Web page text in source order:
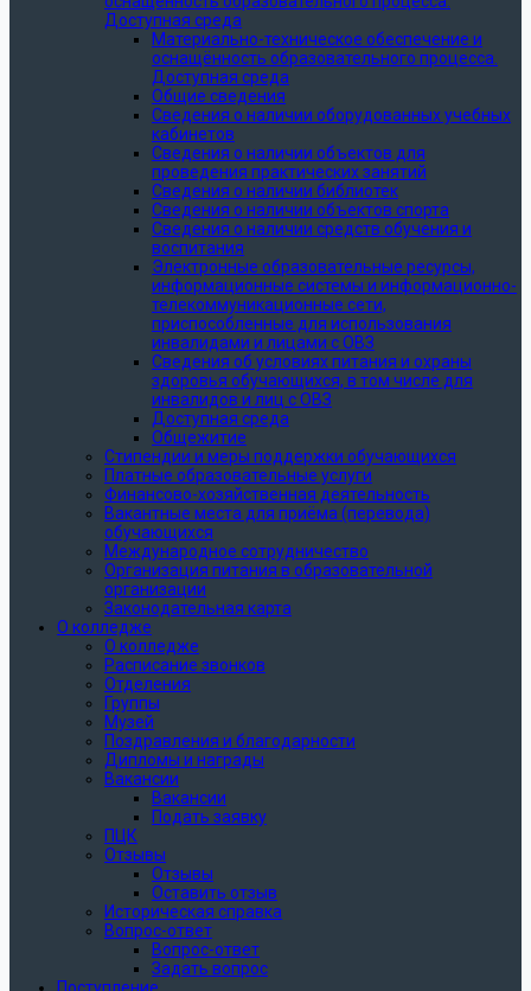
Доступная среда
Материально-техническое обеспечение и
оснащённость образовательного процесса.
Доступная среда
Общие сведения
Сведения о наличии оборудованных учебных
кабинетов
Сведения о наличии объектов для
проведения практических занятий
Сведения о наличии библиотек
Сведения о наличии объектов спорта
Сведения о наличии средств обучения и
воспитания
Электронные образовательные ресурсы,
информационные системы и информационно-
телекоммуникационные сети,
приспособленные для использования
инвалидами и лицами с ОВЗ
Сведения об условиях питания и охраны
здоровья обучающихся, в том числе для
инвалидов и лиц с ОВЗ
Доступная среда
Общежитие
Стипендии и меры поддержки обучающихся
Платные образовательные услуги
Финансово-хозяйственная деятельность
Вакантные места для приёма (перевода)
обучающихся
Международное сотрудничество
Организация питания в образовательной
организации
Законодательная карта
О колледже
О колледже
Расписание звонков
Отделения
Группы
Музей
Поздравления и благодарности
Дипломы и награды
Вакансии
Вакансии
Подать заявку
ПЦК
Отзывы
Отзывы
Оставить отзыв
Историческая справка
Вопрос-ответ
Вопрос-ответ
Задать вопрос